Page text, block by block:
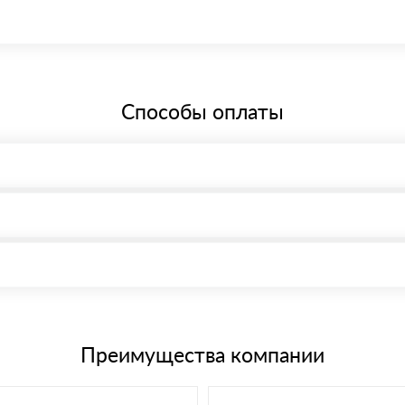
Способы оплаты
через системы электронных платежей.
банковским картам
материала после проверки качества и количества заказанного
Преимущества компании